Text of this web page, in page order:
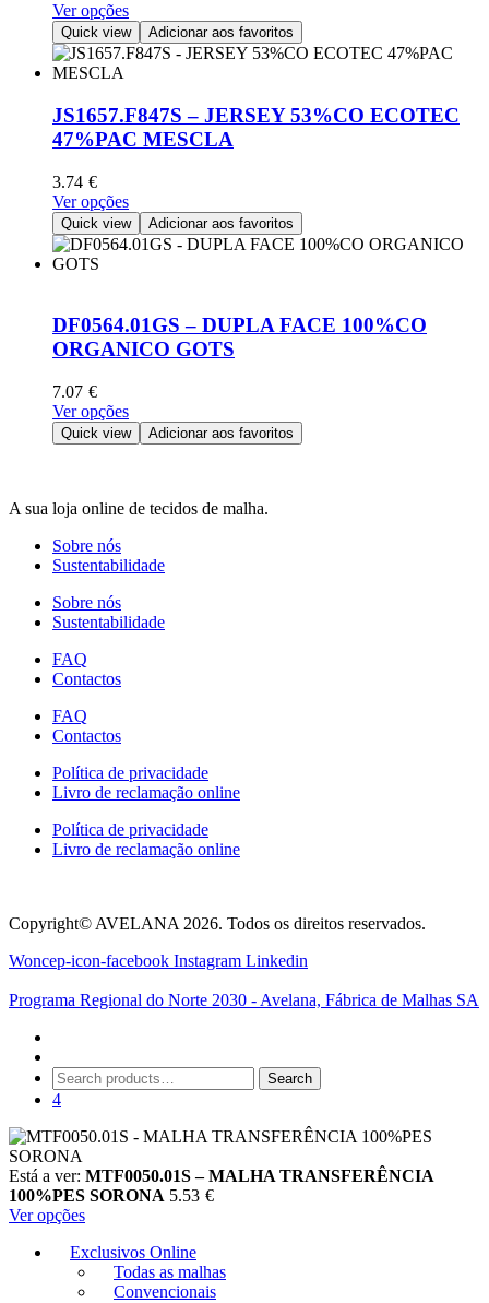
the
product
page
Ver opçõesThis
product
has
The
options
may
on
the
product
Quick view Adicionar aos favoritos
JS1657.F847S – JERSEY 53%CO ECOTEC
47%PAC MESCLA
3.74 €
Ver opçõesThis
product
has
options
may
be
the
product
Quick view Adicionar aos favoritos
DF0564.01GS – DUPLA FACE 100%CO
ORGANICO GOTS
7.07 €
Ver opçõesThis
product
has
The
be
the
Quick view Adicionar aos favoritos
A sua loja online de tecidos de malha.
Sobre nós
Sustentabilidade
Sobre nós
Sustentabilidade
FAQ
Contactos
FAQ
Contactos
Política de privacidade
Livro de reclamação online
Política de privacidade
Livro de reclamação online
Copyright© AVELANA 2026. Todos os direitos reservados.
Woncep-icon-facebook Instagram Linkedin
Programa Regional do Norte 2030 - Avelana, Fábrica de Malhas SA
Search
for:
Search
4
Está a ver: MTF0050.01S – MALHA TRANSFERÊNCIA
100%PES SORONA 5.53 €
Ver opções
Exclusivos Online
Todas as malhas
Convencionais